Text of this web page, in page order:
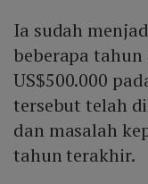
Ia sudah
beberapa
US$500.000
tersebut telah
dan masalah
tahun terakhir.